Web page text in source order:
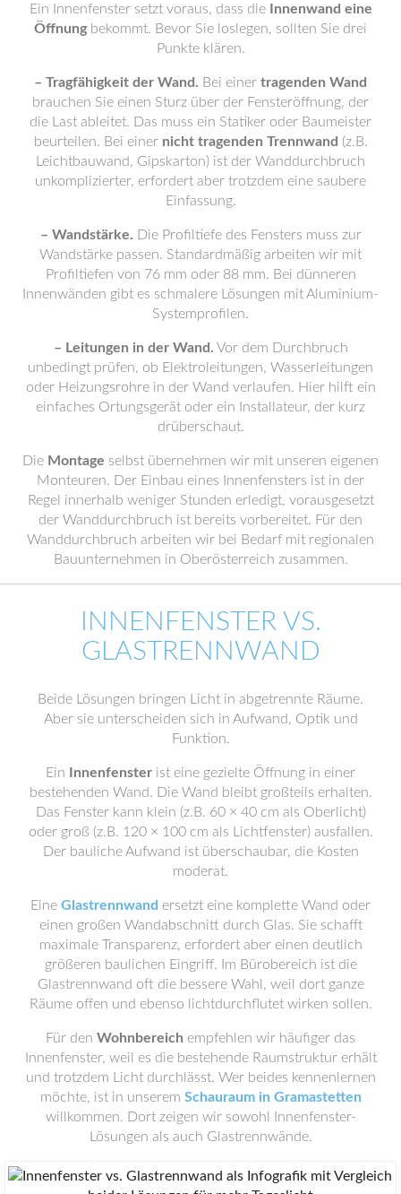
Ein Innenfenster setzt voraus, dass die
Innenwand eine
Öffnung bekommt. Bevor Sie loslegen, sollten Sie drei
Punkte klären.
– Tragfähigkeit der Wand. Bei einer tragenden Wand
brauchen Sie einen Sturz über der Fensteröffnung, der
die Last ableitet. Das muss ein Statiker oder Baumeister
beurteilen. Bei einer nicht tragenden Trennwand (z.B.
Leichtbauwand, Gipskarton) ist der Wanddurchbruch
unkomplizierter, erfordert aber trotzdem eine saubere
Einfassung.
– Wandstärke. Die Profiltiefe des Fensters muss zur
Wandstärke passen. Standardmäßig arbeiten wir mit
Profiltiefen von 76 mm oder 88 mm. Bei dünneren
Innenwänden gibt es schmalere Lösungen mit Aluminium-
Systemprofilen.
– Leitungen in der Wand. Vor dem Durchbruch
unbedingt prüfen, ob Elektroleitungen, Wasserleitungen
oder Heizungsrohre in der Wand verlaufen. Hier hilft ein
einfaches Ortungsgerät oder ein Installateur, der kurz
drüberschaut.
Die Montage selbst übernehmen wir mit unseren eigenen
Monteuren. Der Einbau eines Innenfensters ist in der
Regel innerhalb weniger Stunden erledigt, vorausgesetzt
der Wanddurchbruch ist bereits vorbereitet. Für den
Wanddurchbruch arbeiten wir bei Bedarf mit regionalen
Bauunternehmen in Oberösterreich zusammen.
INNENFENSTER VS.
GLASTRENNWAND
Beide Lösungen bringen Licht in abgetrennte Räume.
Aber sie unterscheiden sich in Aufwand, Optik und
Funktion.
Ein Innenfenster ist eine gezielte Öffnung in einer
bestehenden Wand. Die Wand bleibt großteils erhalten.
Das Fenster kann klein (z.B. 60 × 40 cm als Oberlicht)
oder groß (z.B. 120 × 100 cm als Lichtfenster) ausfallen.
Der bauliche Aufwand ist überschaubar, die Kosten
moderat.
Eine Glastrennwand ersetzt eine komplette Wand oder
einen großen Wandabschnitt durch Glas. Sie schafft
maximale Transparenz, erfordert aber einen deutlich
größeren baulichen Eingriff. Im Bürobereich ist die
Glastrennwand oft die bessere Wahl, weil dort ganze
Räume offen und ebenso lichtdurchflutet wirken sollen.
Für den Wohnbereich empfehlen wir häufiger das
Innenfenster, weil es die bestehende Raumstruktur erhält
und trotzdem Licht durchlässt. Wer beides kennenlernen
möchte, ist in unserem Schauraum in Gramastetten
willkommen. Dort zeigen wir sowohl Innenfenster-
Lösungen als auch Glastrennwände.